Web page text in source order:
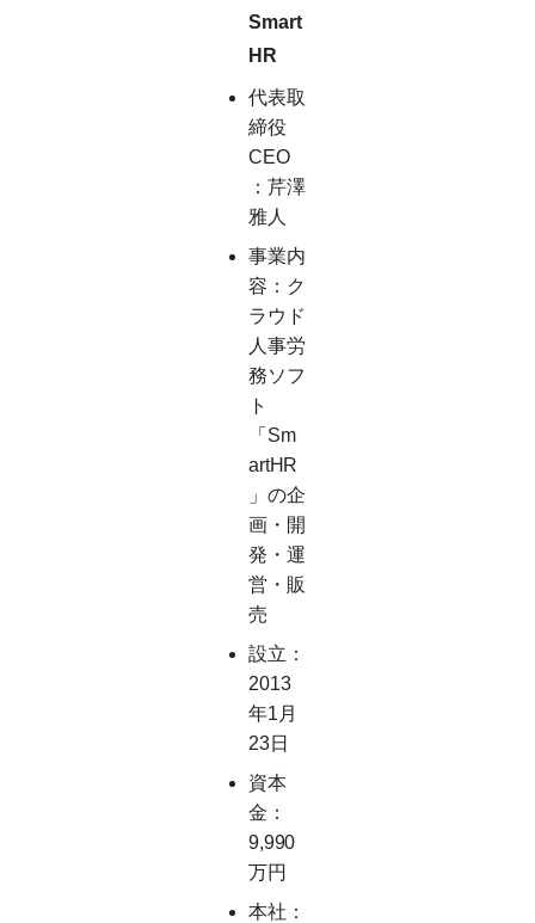
Smart
HR
代表取
締役
CEO
：芹澤
雅人
事業内
容：ク
ラウド
人事労
務ソフ
ト
「Sm
artHR
」の企
画・開
発・運
営・販
売
設立：
2013
年1月
23日
資本
金：
9,990
万円
本社：